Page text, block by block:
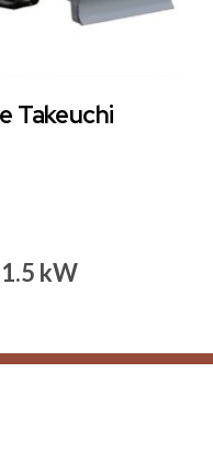
Takeuchi
kW